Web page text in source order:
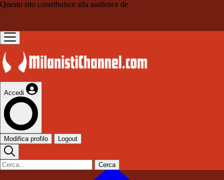
Questo sito contribuisce alla audience de
Accedi
Modifica profilo Logout
Cerca